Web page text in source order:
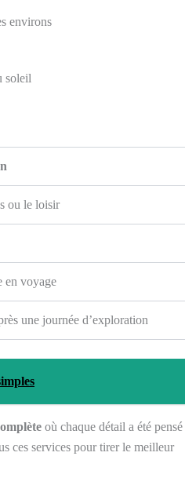
environs
soleil
ou le loisir
en voyage
une journée d’exploration
où chaque détail a été pensé
ces services pour tirer le meilleur